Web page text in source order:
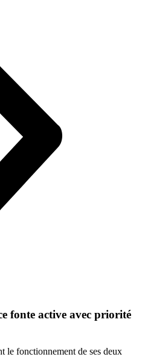
fonte active avec priorité
le fonctionnement de ses deux